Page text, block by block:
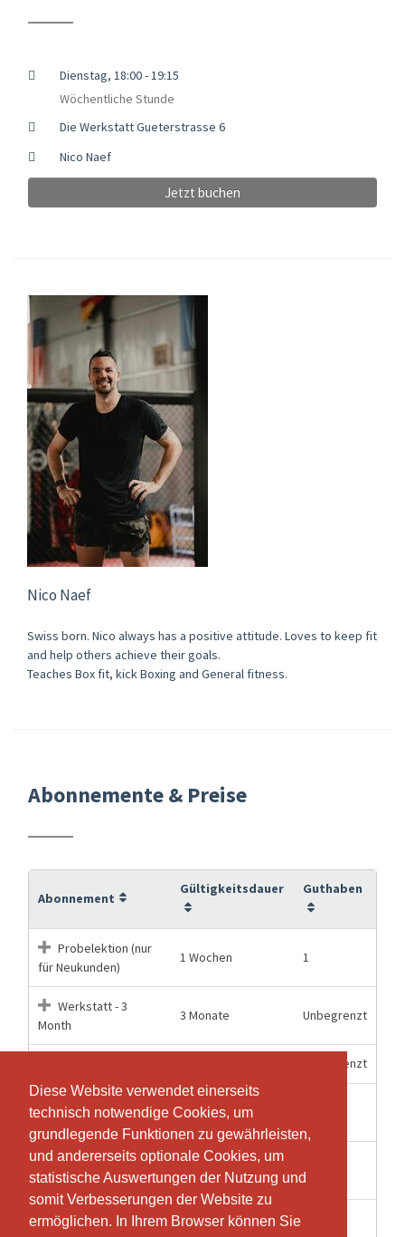
Diese Website verwendet einerseits
technisch notwendige Cookies, um
grundlegende Funktionen zu gewährleisten,
und andererseits optionale Cookies, um
statistische Auswertungen der Nutzung und
somit Verbesserungen der Website zu
ermöglichen. In Ihrem Browser können Sie
Diese Website verwendet einerseits
technisch notwendige Cookies, um
grundlegende Funktionen zu gewährleisten,
und andererseits optionale Cookies, um
statistische Auswertungen der Nutzung und
somit Verbesserungen der Website zu
ermöglichen. In Ihrem Browser können Sie
Dienstag, 18:00 - 19:15
Wöchentliche Stunde
Die Werkstatt Gueterstrasse 6
Nico Naef
Jetzt buchen
Nico Naef
Swiss born. Nico always has a positive attitude. Loves to keep fit
and help others achieve their goals.
Teaches Box fit, kick Boxing and General fitness.
Abonnemente & Preise
Abonnement
Gültigkeitsdauer Guthaben
Probelektion (nur
für Neukunden)
1 Wochen 1
Werkstatt - 3
Month
3 Monate Unbegrenzt
Unbegrenzt
Werkstatt one -
Group Workout
12 Monate
Werkstatt start -
Group Workout
12 Monate 5
Werkstatt two -
12 Monate